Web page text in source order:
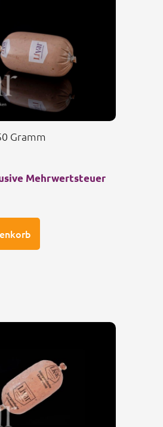
Mehrwertsteuer
Gramm